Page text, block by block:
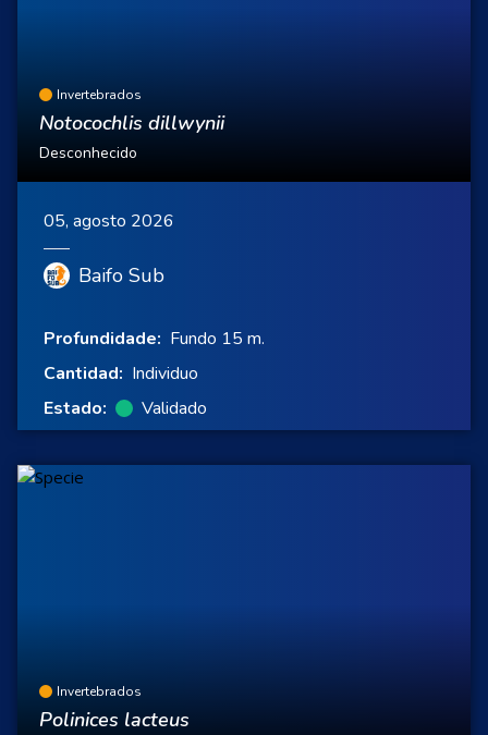
Invertebrados
Notocochlis dillwynii
Desconhecido
05, agosto 2026
Baifo Sub
Profundidade: Fundo 15 m.
Cantidad: Individuo
Estado:
Validado
Invertebrados
Polinices lacteus